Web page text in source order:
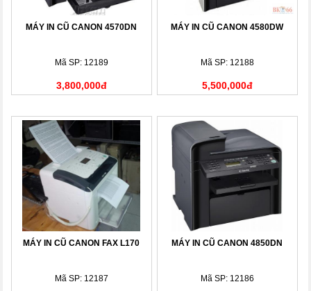
MÁY IN CŨ CANON 4570DN
Mã SP: 12189
3,800,000đ
MÁY IN CŨ CANON 4580DW
Mã SP: 12188
5,500,000đ
MÁY IN CŨ CANON FAX L170
Mã SP: 12187
MÁY IN CŨ CANON 4850DN
Mã SP: 12186